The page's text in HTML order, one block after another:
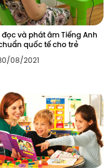
và phát âm Tiếng Anh
quốc tế cho trẻ
08/2021